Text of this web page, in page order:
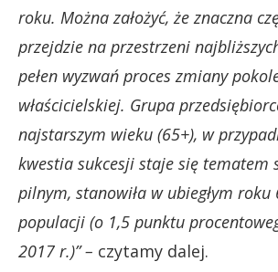
roku. Można założyć, że znaczna
przejdzie na przestrzeni
pełen wyzwań proces zmiany
właścicielskiej. Grupa
najstarszym wieku (65+), w
kwestia sukcesji staje się tematem
pilnym, stanowiła w ubiegłym roku
populacji (o 1,5 punktu
2017 r.)” – czytamy dalej.